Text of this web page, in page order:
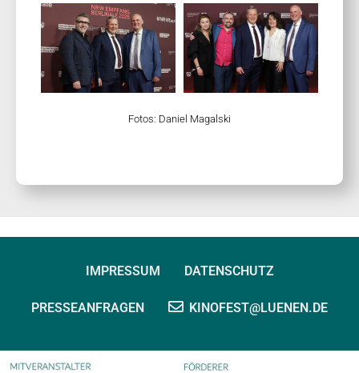
Fotos: Daniel Magalski
IMPRESSUM DATENSCHUTZ
PRESSEANFRAGEN KINOFEST@LUENEN.DE